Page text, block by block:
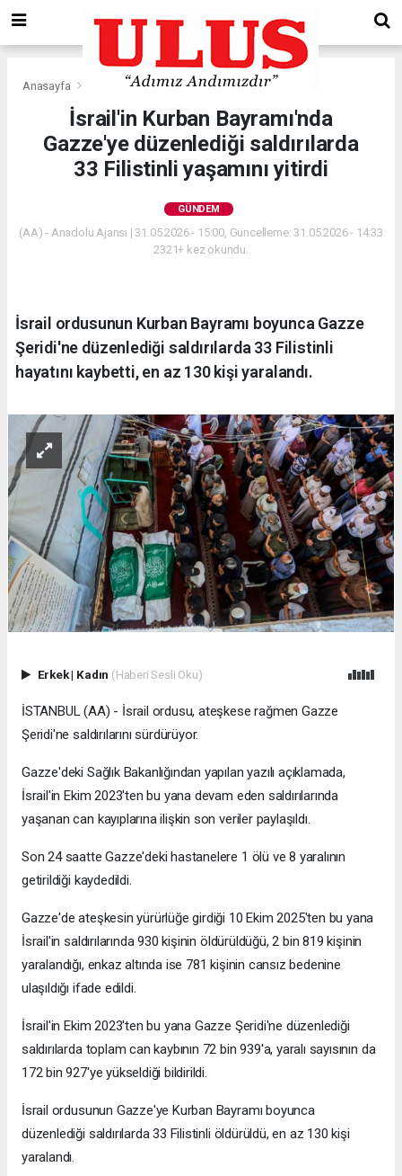
Anasayfa Gündem
İsrail'in Kurban Bayramı'nda
Gazze'ye düzenlediği saldırılarda
33 Filistinli yaşamını yitirdi
GÜNDEM
(AA) - Anadolu Ajansı | 31.05.2026 - 15:00, Güncelleme: 31.05.2026 - 14:33
2321+ kez okundu.
İsrail ordusunun Kurban Bayramı boyunca Gazze
Şeridi'ne düzenlediği saldırılarda 33 Filistinli
hayatını kaybetti, en az 130 kişi yaralandı.
Erkek| Kadın (Haberi Sesli Oku)
İSTANBUL (AA) - İsrail ordusu, ateşkese rağmen Gazze
Şeridi'ne saldırılarını sürdürüyor.
Gazze'deki Sağlık Bakanlığından yapılan yazılı açıklamada,
İsrail'in Ekim 2023'ten bu yana devam eden saldırılarında
yaşanan can kayıplarına ilişkin son veriler paylaşıldı.
Son 24 saatte Gazze'deki hastanelere 1 ölü ve 8 yaralının
getirildiği kaydedildi.
Gazze'de ateşkesin yürürlüğe girdiği 10 Ekim 2025'ten bu yana
İsrail'in saldırılarında 930 kişinin öldürüldüğü, 2 bin 819 kişinin
yaralandığı, enkaz altında ise 781 kişinin cansız bedenine
ulaşıldığı ifade edildi.
İsrail'in Ekim 2023'ten bu yana Gazze Şeridi'ne düzenlediği
saldırılarda toplam can kaybının 72 bin 939'a, yaralı sayısının da
172 bin 927'ye yükseldiği bildirildi.
İsrail ordusunun Gazze'ye Kurban Bayramı boyunca
düzenlediği saldırılarda 33 Filistinli öldürüldü, en az 130 kişi
yaralandı.